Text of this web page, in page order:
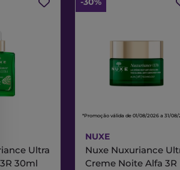
Ultra
30ml
*Promoção válida de 01/08/2026 a 31/08/
NUXE
Nuxe Nuxuriance
Creme Noite Alfa 3R